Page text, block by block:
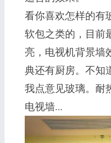
看你喜欢怎样的有
软包之类的，目前
亮，电视机背景墙
典还有厨房。不知
我点意见玻璃。耐
电视墙...